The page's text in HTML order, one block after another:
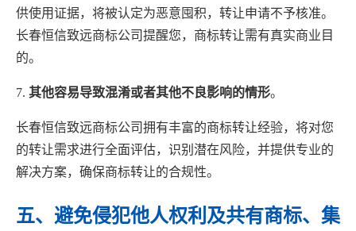
供使用证据，将被认定为恶意囤积，转让申请不予核准。
长春恒信致远商标公司提醒您，商标转让需有真实商业目
的。
7. 其他容易导致混淆或者其他不良影响的情形。
长春恒信致远商标公司拥有丰富的商标转让经验，将对您
的转让需求进行全面评估，识别潜在风险，并提供专业的
解决方案，确保商标转让的合规性。
五、避免侵犯他人权利及共有商标、集